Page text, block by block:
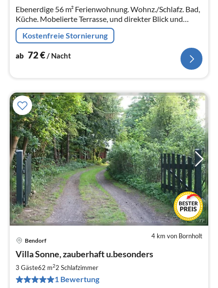
Ebenerdige 56 m² Ferienwohnung. Wohnz./Schlafz. Bad,
Küche. Mobelierte Terrasse, und direkter Blick und
Zugang zum Nord-Ostsee-Kanal, für 2 Erw., eventuell
mit Kind. WLAN, Hund
Kostenfreie Stornierung
ab 72€/ Nacht
4 km von Bornholt
Bendorf
Villa Sonne, zauberhaft u.besonders
3 Gäste62 m22 Schlafzimmer
1 Bewertung